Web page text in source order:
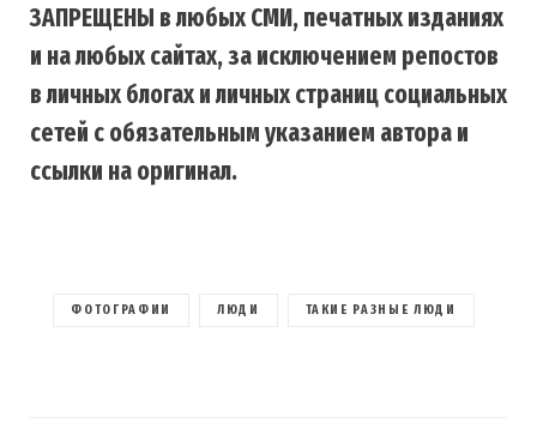
ЗАПРЕЩЕНЫ в любых СМИ, печатных изданиях
и на любых сайтах, за исключением репостов
в личных блогах и личных страниц социальных
сетей с обязательным указанием автора и
ссылки на оригинал.
ФОТОГРАФИИ ЛЮДИ ТАКИЕ РАЗНЫЕ ЛЮДИ